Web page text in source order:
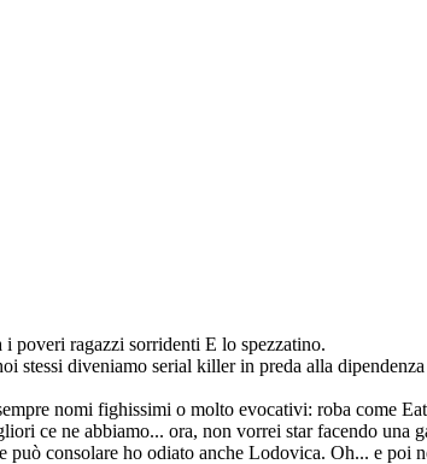
i poveri ragazzi sorridenti E lo spezzatino.
stessi diveniamo serial killer in preda alla
nomi fighissimi o molto evocativi: roba come
ce ne abbiamo... ora, non vorrei star facendo una
consolare ho odiato anche Lodovica. Oh... e poi